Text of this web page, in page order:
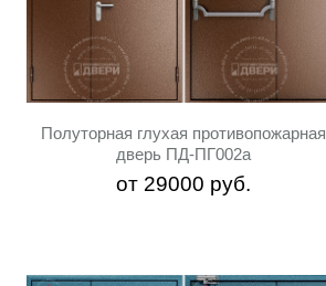
Полуторная глухая противопожарная
дверь ПД-ПГ002a
от 29000 руб.